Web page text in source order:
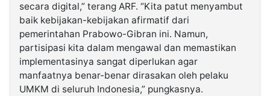
secara digital,” terang ARF. “Kita patut menyambut
baik kebijakan-kebijakan afirmatif dari
pemerintahan Prabowo-Gibran ini. Namun,
partisipasi kita dalam mengawal dan memastikan
implementasinya sangat diperlukan agar
manfaatnya benar-benar dirasakan oleh pelaku
UMKM di seluruh Indonesia,” pungkasnya.